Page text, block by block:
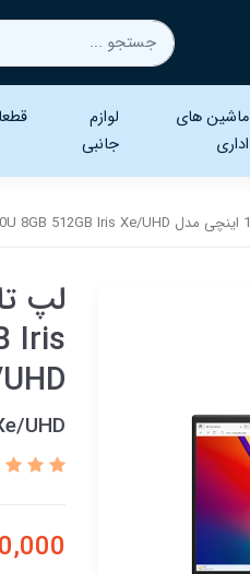
ماشین های
اداری
لوازم
جانبی
Iris
UHD